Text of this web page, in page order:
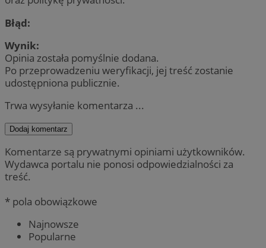
Błąd:
Wynik:
Opinia została pomyślnie dodana.
Po przeprowadzeniu weryfikacji, jej treść zostanie
udostępniona publicznie.
Trwa wysyłanie komentarza ...
Dodaj komentarz
Komentarze są prywatnymi opiniami użytkowników.
Wydawca portalu nie ponosi odpowiedzialności za
treść.
* pola obowiązkowe
Najnowsze
Popularne